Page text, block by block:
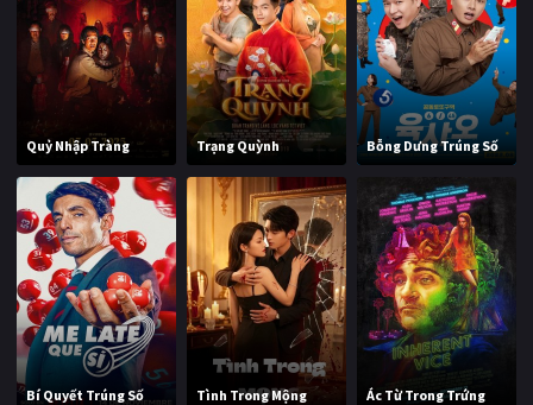
Quỷ Nhập Tràng Trạng Quỳnh Bỗng Dưng Trúng Số
Bí Quyết Trúng Số Tình Trong Mộng Ác Từ Trong Trứng